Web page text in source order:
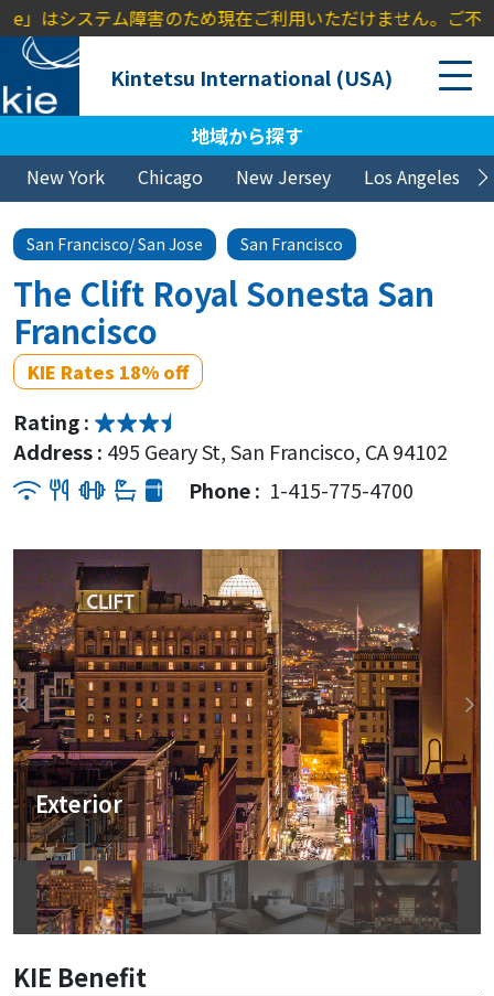
テム障害のため現在ご利用いただけません。ご不便をお
Kintetsu International (USA)
地域から探す
New York Chicago New Jersey Los Angeles
San Francisco/ San Jose San Francisco
The Clift Royal Sonesta San
Francisco
KIE Rates 18% off
Rating :
Address : 495 Geary St, San Francisco, CA 94102
Phone : 1-415-775-4700
Exterior
KIE Benefit